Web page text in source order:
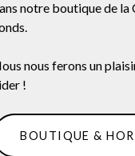
notre boutique de la
nous ferons un
!
BOUTIQUE &